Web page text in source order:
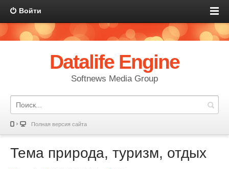
Войти
Datalife Engine
Softnews Media Group
Полная версия сайта
Тема природа, туризм, отдых